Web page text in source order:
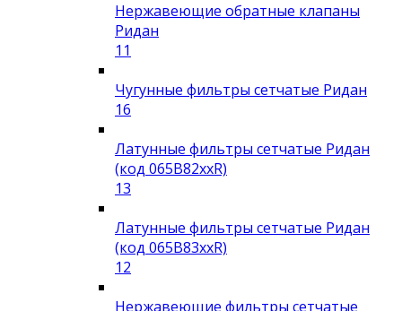
Нержавеющие обратные клапаны
Ридан
11
Чугунные фильтры сетчатые Ридан
16
Латунные фильтры сетчатые Ридан
(код 065B82xxR)
13
Латунные фильтры сетчатые Ридан
(код 065B83xxR)
12
Нержавеющие фильтры сетчатые